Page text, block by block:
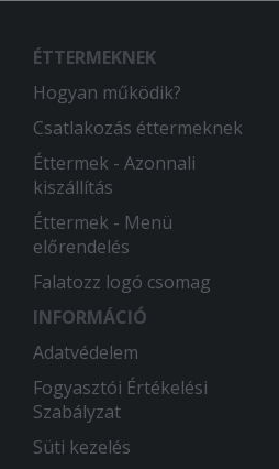
ÉTTERMEKNEK
Hogyan működik?
Csatlakozás éttermeknek
Éttermek - Azonnali
kiszállítás
Éttermek - Menü
előrendelés
Falatozz logó csomag
INFORMÁCIÓ
Adatvédelem
Fogyasztói Értékelési
Szabályzat
Süti kezelés